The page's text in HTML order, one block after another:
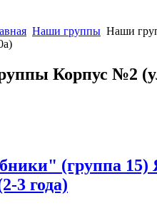
Наши группы Наши
Корпус №2
(группа 15)
3 года)